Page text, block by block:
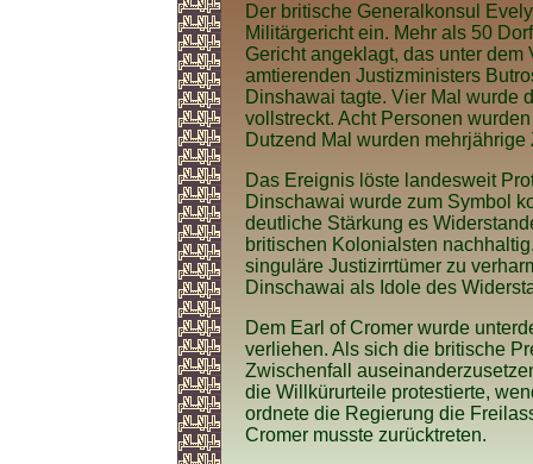
Der britische Generalkonsul
Militärgericht ein. Mehr als 50
Gericht angeklagt, das unter
amtierenden Justizministers
Dinshawai tagte. Vier Mal wurde
vollstreckt. Acht Personen
Dutzend Mal wurden
Das Ereignis löste landesweit
Dinschawai wurde zum Symbol
deutliche Stärkung es
britischen Kolonialsten
singuläre Justizirrtümer zu
Dinschawai als Idole des
Dem Earl of Cromer wurde
verliehen. Als sich die britische
Zwischenfall
die Willkürurteile protestierte,
ordnete die Regierung die
Cromer musste zurücktreten.